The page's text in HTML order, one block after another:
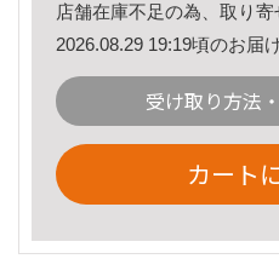
店舗在庫不足の為、取り寄
2026.08.29 19:19頃のお届
受け取り方法
カート